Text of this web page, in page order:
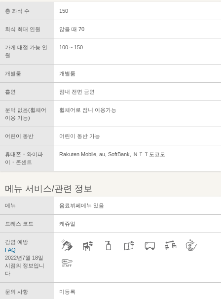
총 좌석 수 150
회식 최대 인원 앉을 때 70
가게 대절 가능 인
원
100 ~ 150
개별룸 개별룸
흡연 점내 전면 금연
문턱 없음(휠체어
이용 가능)
휠체어로 점내 이용가능
어린이 동반 어린이 동반 가능
휴대폰・와이파
이・콘센트
Rakuten Mobile, au, SoftBank, ＮＴＴ도코모
메뉴 서비스/관련 정보
메뉴 음료뷔페메뉴 있음
드레스 코드 캐쥬얼
감염 예방
FAQ
2022년7월 18일
시점의 정보입니
다
문의 사항 미등록